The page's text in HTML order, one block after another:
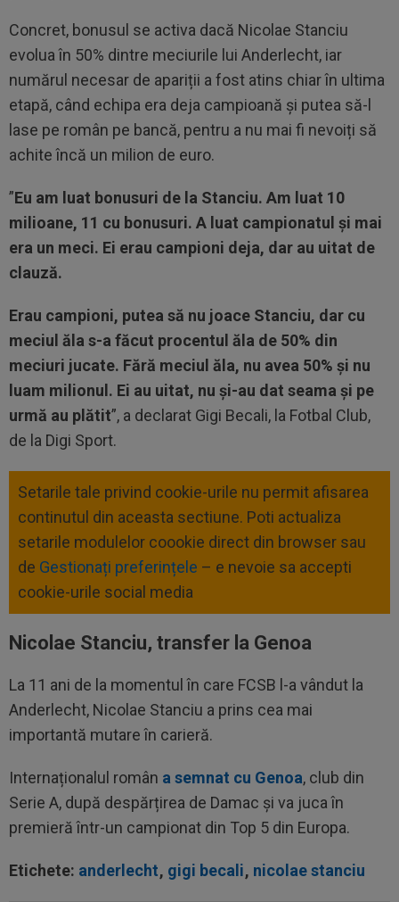
Concret, bonusul se activa dacă Nicolae Stanciu
evolua în 50% dintre meciurile lui Anderlecht, iar
numărul necesar de apariții a fost atins chiar în ultima
etapă, când echipa era deja campioană și putea să-l
lase pe român pe bancă, pentru a nu mai fi nevoiți să
achite încă un milion de euro.
”Eu am luat bonusuri de la Stanciu. Am luat 10
milioane, 11 cu bonusuri. A luat campionatul și mai
era un meci. Ei erau campioni deja, dar au uitat de
clauză.
Erau campioni, putea să nu joace Stanciu, dar cu
meciul ăla s-a făcut procentul ăla de 50% din
meciuri jucate. Fără meciul ăla, nu avea 50% și nu
luam milionul. Ei au uitat, nu și-au dat seama și pe
urmă au plătit”, a declarat Gigi Becali, la Fotbal Club,
de la Digi Sport.
Setarile tale privind cookie-urile nu permit afisarea
continutul din aceasta sectiune. Poti actualiza
setarile modulelor coookie direct din browser sau
de Gestionați preferințele – e nevoie sa accepti
cookie-urile social media
Nicolae Stanciu, transfer la Genoa
La 11 ani de la momentul în care FCSB l-a vândut la
Anderlecht, Nicolae Stanciu a prins cea mai
importantă mutare în carieră.
Internaționalul român a semnat cu Genoa, club din
Serie A, după despărțirea de Damac și va juca în
premieră într-un campionat din Top 5 din Europa.
Etichete: anderlecht, gigi becali, nicolae stanciu